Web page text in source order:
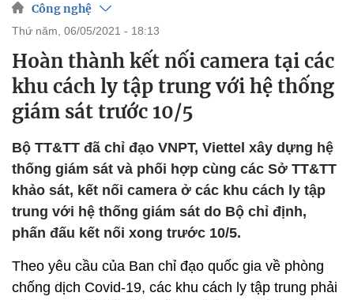
Công nghệ
thứ năm, 06/05/2021 - 18:13
Hoàn thành kết nối camera tại các
khu cách ly tập trung với hệ thống
giám sát trước 10/5
Bộ TT&TT đã chỉ đạo VNPT, Viettel xây dựng hệ
thống giám sát và phối hợp cùng các Sở TT&TT
khảo sát, kết nối camera ở các khu cách ly tập
trung với hệ thống giám sát do Bộ chỉ định,
phấn đấu kết nối xong trước 10/5.
Theo yêu cầu của Ban chỉ đạo quốc gia về phòng
chống dịch Covid-19, các khu cách ly tập trung phải